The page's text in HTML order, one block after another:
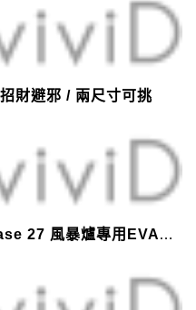
財避邪 / 兩尺寸可挑
爐專用EVA 防護外盒(小)-黑